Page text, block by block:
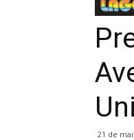
Início
21 de